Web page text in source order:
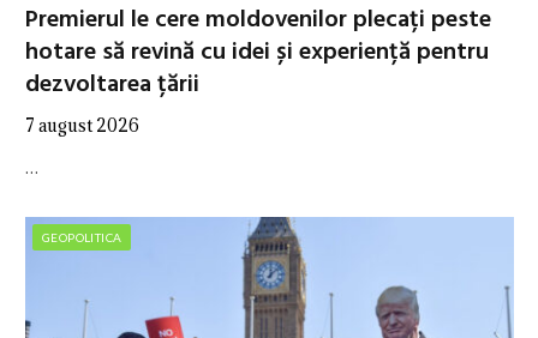
Premierul le cere moldovenilor plecați peste
hotare să revină cu idei și experiență pentru
dezvoltarea țării
7 august 2026
…
GEOPOLITICA